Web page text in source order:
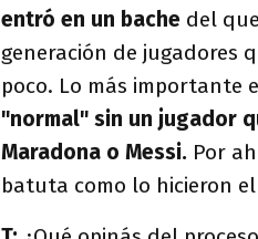
entró en un bache del
generación de jugadores
poco. Lo más importante
"normal" sin un jugador
Maradona o Messi. Por
batuta como lo hicieron